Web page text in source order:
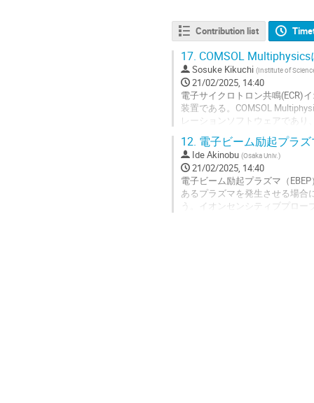
Contribution list
17. COMSOL
Sosuke Kikuchi (Institute of
21/02/2025, 14:40
電子サイクロトロン共鳴(ECR)
装置である。COMSOL
レーションソフトウェアであ
解析結果について報告する。
Go
to
contribution
page
12. 電子ビーム励起プラ
Ide Akinobu (Osaka Univ.)
21/02/2025, 14:40
電子ビーム励起プラズマ（
あるプラズマを発生させる場合
う。イオンセンシティブプロ